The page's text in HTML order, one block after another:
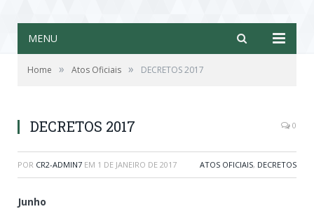
MENU
Home » Atos Oficiais » DECRETOS 2017
DECRETOS 2017 0
POR CR2-ADMIN7 EM 1 DE JANEIRO DE 2017 ATOS OFICIAIS, DECRETOS
Junho